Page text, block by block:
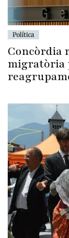
Política
Concòrdia
migratòria